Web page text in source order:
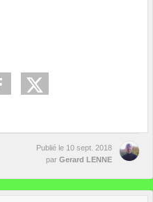
Publié le 10 sept. 2018
par Gerard LENNE